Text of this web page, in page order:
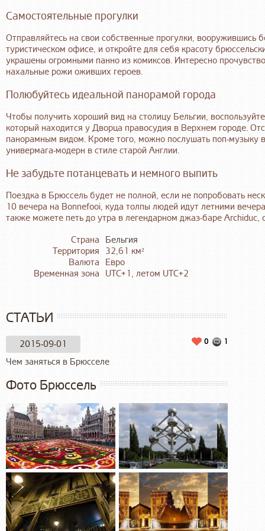
Самостоятельные прогулки
Отправляйтесь на свои собственные прогулки, вооружившись
туристическом офисе, и откройте для себя красоту
украшены огромными панно из комиксов. Интересно
нахальные рожи оживших героев.
Полюбуйтесь идеальной панорамой города
Чтобы получить хороший вид на столицу Бельгии,
который находится у Дворца правосудия в Верхнем городе.
панорамным видом. Кроме того, можно послушать поп-музыку
универмага-модерн в стиле старой Англии.
Не забудьте потанцевать и немного выпить
Поездка в Брюссель будет не полной, если не попробовать
10 вечера на Bonnefooi, куда толпы людей идут летними
также можете петь до утра в легендарном джаз-баре
Страна
Бельгия
Территория
32,61 км²
Валюта
Евро
Временная зона
UTC+1, летом UTC+2
СТАТЬИ
2015-09-01 1
0
Чем заняться в Брюсселе
Фото Брюссель